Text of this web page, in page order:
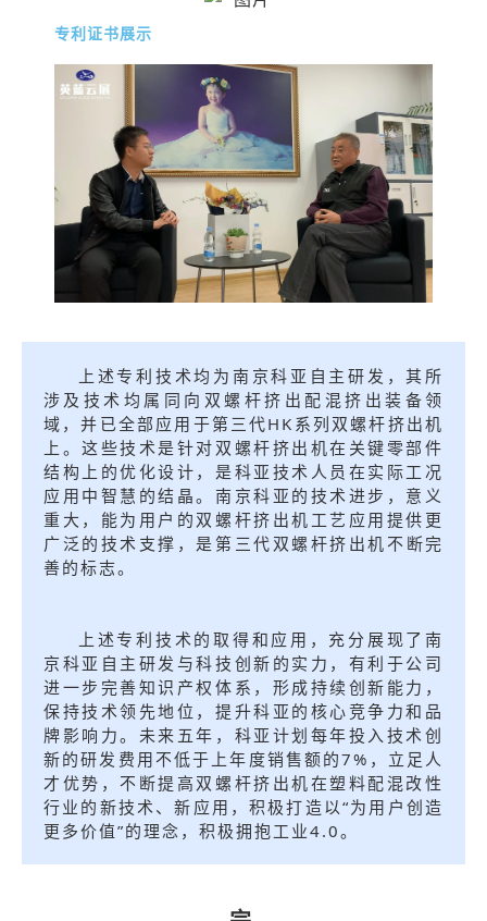
专利证书展示
上述专利技术均为南京科亚自主研发，其所
涉及技术均属同向双螺杆挤出配混挤出装备领
域，并已全部应用于第三代HK系列双螺杆挤出机
上。这些技术是针对双螺杆挤出机在关键零部件
结构上的优化设计， 是科亚技术人员在实际工况
应用中智慧的结晶。 南京科亚的技术进步， 意义
重大， 能为用户的双螺杆挤出机工艺应用提供 更
广泛的技术 支撑 ，是 第三代双螺杆挤出机不断完
善的标志。
上述专利技术的取得和应用，充分展现了南
京科亚自主研发与科技创新的实力，有利于公司
进一步完善知识产权体系，形成持续创新能力，
保持技术领先地位，提升科亚的核心竞争力和品
牌影响力。 未来五年，科亚计划每年投入技术创
新的研发费用不低于上年度销售额的7%，立足人
才优势，不断提高双螺杆挤出机在塑料配混改性
行业 的新技术、新应用，积极打造以“为用户创造
更多价值”的理念，积极拥抱工业4.0。